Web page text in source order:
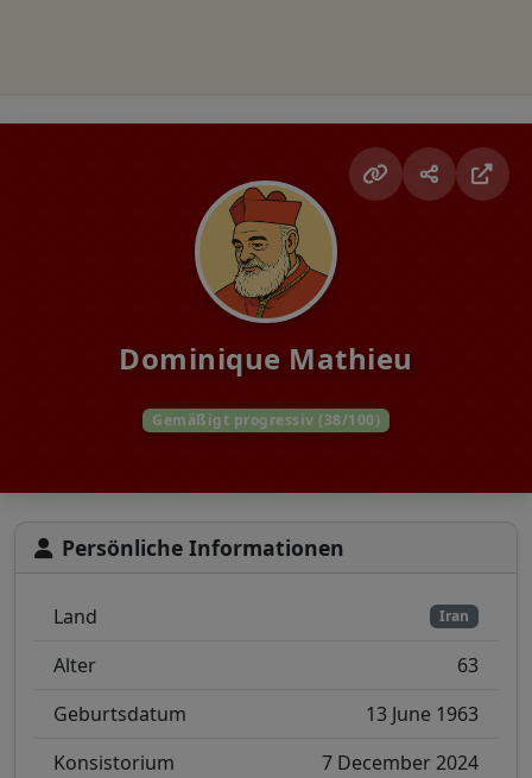
Dominique Mathieu
Gemäßigt progressiv (38/100)
Persönliche Informationen
Land Iran
Alter
63
Geburtsdatum
13 June 1963
Konsistorium
7 December 2024